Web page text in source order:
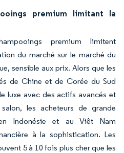
premium limitant la
premium limitent
du marché sur le marché du
sensible aux prix. Alors que les
de Chine et de Corée du Sud
luxe avec des actifs avancés et
les acheteurs de grande
Indonésie et au Viêt Nam
à la sophistication. Les
5 à 10 fois plus cher que les